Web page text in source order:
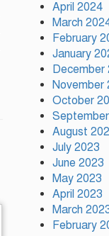
April 2024
March
February
January
December
November
October
August
July 2023
June 2023
May 2023
April 2023
March
February